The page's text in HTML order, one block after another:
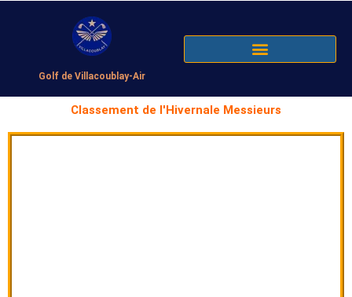
Golf de Villacoublay-Air
Classement de l'Hivernale Messieurs